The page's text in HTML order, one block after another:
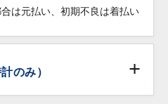
ラス・ケースなどの汚れ、
きましては保証の対象外と
申込みは店頭でのみご利用
ッピングではご利用頂けま
。
までは無金利となります。
ートでの配送となりま
品であること
着翌日までにご連絡をいた
は元払い、初期不良は着払い
のみ）